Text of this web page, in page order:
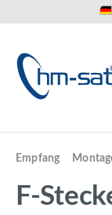
Empfang
F-